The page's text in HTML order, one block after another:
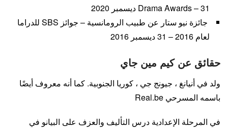
Drama Awards – 31 ديسمبر 2020
جائزة نيو ستار عن طبيب الرومانسية – جوائز SBS للدراما
لعام 2016 – 31 ديسمبر 2016
حقائق عن كيم مين جاي
ولد في أنيانغ ، جيونج جي ، كوريا الجنوبية. كما أنه معروف أيضًا
باسمه المسرحي Real.be
في المرحلة الإعدادية درس التأليف والعزف على البيانو في